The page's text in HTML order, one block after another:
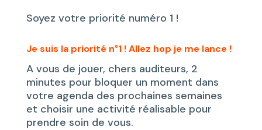
Soyez votre priorité numéro 1 !
Je suis la priorité n°1 ! Allez hop je me lance !
A vous de jouer, chers auditeurs, 2
minutes pour bloquer un moment dans
votre agenda des prochaines semaines
et choisir une activité réalisable pour
prendre soin de vous.